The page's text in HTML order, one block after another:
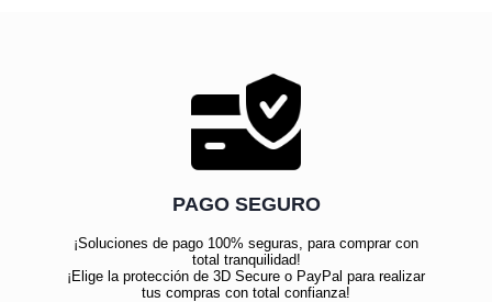
PAGO SEGURO
¡Soluciones de pago 100% seguras, para comprar con
total tranquilidad!
¡Elige la protección de 3D Secure o PayPal para realizar
tus compras con total confianza!